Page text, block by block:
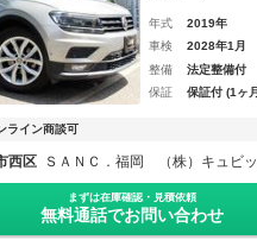
年式 2019年
車検
2028年1月
整備
法定整備付
保証
保証付 (1ヶ
ライン商談可
西区 ＳＡＮＣ．福岡 （株）キュビ
まずは在庫確認・見積依頼
無料通話でお問い合わせ